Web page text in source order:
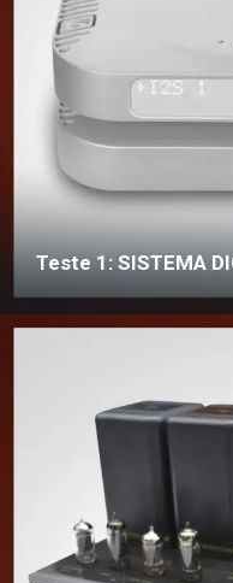
Teste 1: SISTEMA